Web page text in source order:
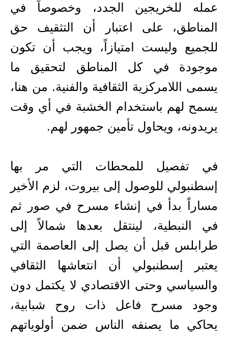
عمله للخريجين الجدد، وخصوصاً في
المناطق، على اعتبار أن التثقيف حق
للجميع وليست امتيازاً، ويجب أن تكون
موجودة في كل المناطق لتحقيق ما
يسمى اللامركزية الثقافية والفنية. من هنا،
يسمح لهم باستخدام الخشبة في أي وقت
يريدونه، ويحاول تأمين جمهور لهم.
في تفصيل للمحطات التي مر بها
إسطنبولي للوصول إلى بيروت، لزم الأخير
مساراً بدأ في إنشاء مسرح في صور ثم
في النبطية، لينتقل بعدها شمالاً إلى
طرابلس قبل أن يصل إلى العاصمة التي
يعتبر إسطنبولي أن انتعاشها الثقافي
والسياسي وحتى الاقتصادي لا يكتمل دون
وجود مسرح فاعل ذات روح شبابية،
يحاكي ما يصنفه الناس ضمن أولوياتهم